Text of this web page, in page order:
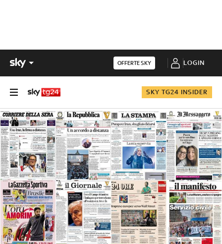
OFFERTE SKY LOGIN
SKY TG24 INSIDER